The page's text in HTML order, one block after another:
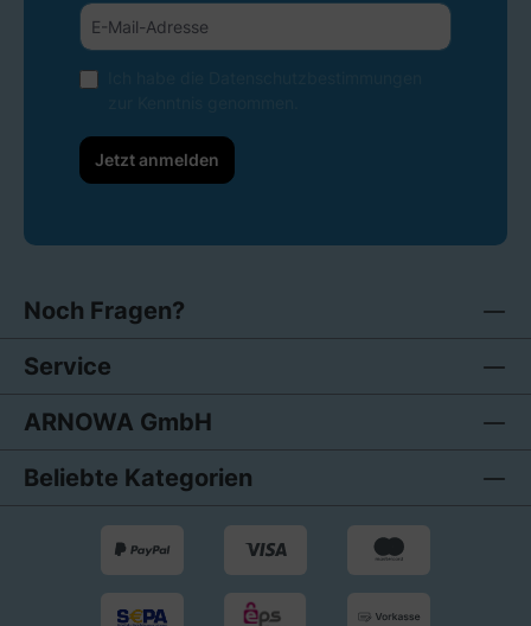
Jetzt anmelden
Noch Fragen?
Service
ARNOWA GmbH
Beliebte Kategorien